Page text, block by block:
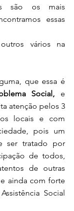
são os mais
essas
vários na
que essa é
Social, e
atenção pelos 3
locais e com
pois um
ser tratado por
de todos,
de outras
ainda com forte
Social